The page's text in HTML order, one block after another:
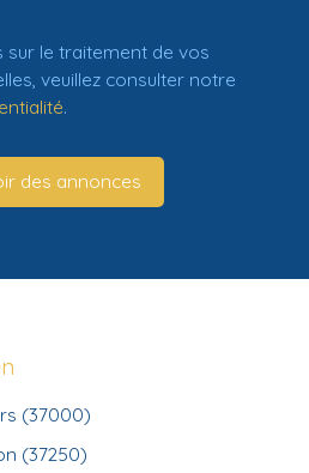
sur le traitement de vos
veuillez consulter notre
.
des annonces
(37000)
(37250)